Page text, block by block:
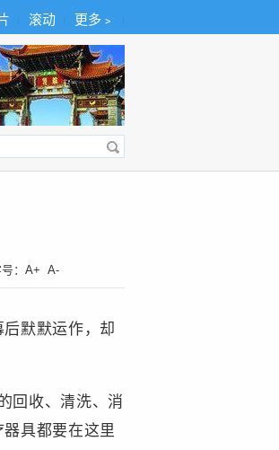
滚动 更多﹥
： A+ A-
默默运作，却
回收、清洗、消
具都要在这里